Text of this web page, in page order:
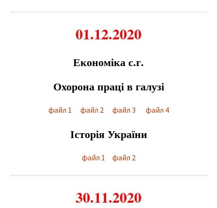
01.12.2020
Економіка с.г.
Охорона праці в галузі
файл 1 файл 2 файл 3 файл 4
Історія України
файл 1 файл 2
30.11.2020